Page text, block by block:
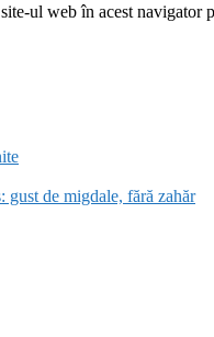
ul web în acest navigator
de migdale, fără zahăr